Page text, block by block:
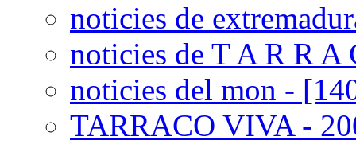
noticies de
noticies de T A R R A
noticies del mon -
TARRACO VIVA -